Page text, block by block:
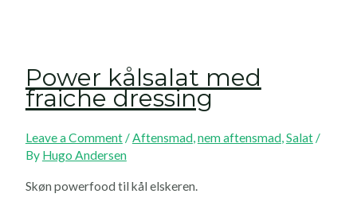
Power kålsalat med
fraiche dressing
Leave a Comment /Aftensmad,nem aftensmad,Salat/
By Hugo Andersen
Skøn powerfood til kål elskeren.